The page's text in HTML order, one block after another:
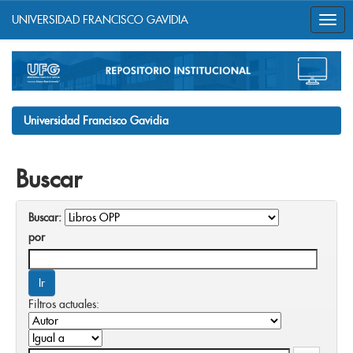
navigation
UNIVERSIDAD FRANCISCO GAVIDIA
Universidad Francisco Gavidia
Buscar
Buscar:
por
Filtros actuales: